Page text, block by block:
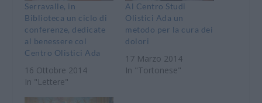
Serravalle, in
Biblioteca un ciclo di
conferenze, dedicate
al benessere col
Centro Olistici Ada
16 Ottobre 2014
In "Lettere"
Al Centro Studi
Olistici Ada un
metodo per la cura dei
dolori
17 Marzo 2014
In "Tortonese"